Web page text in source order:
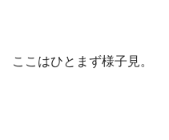
ここはひとまず様子見。